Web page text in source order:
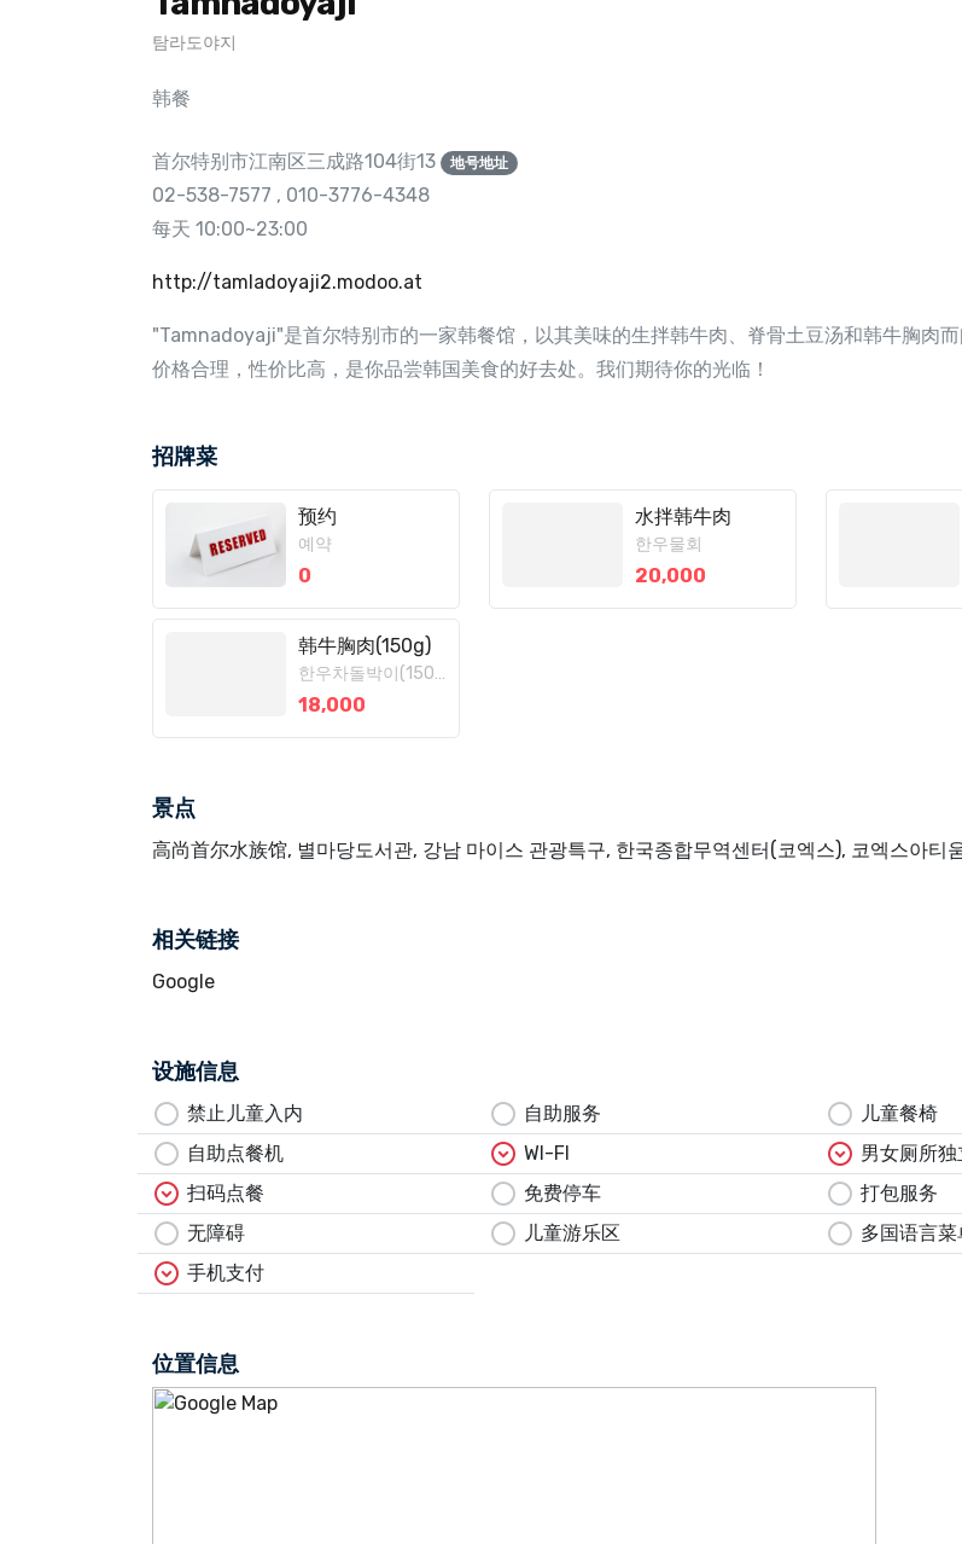
탐라도야지
韩餐
首尔特别市江南区三成路104街13 地号地址
02-538-7577 , 010-3776-4348
每天 10:00~23:00
http://tamladoyaji2.modoo.at
"Tamnadoyaji"是首尔特别市的一家韩餐馆，以其美味的生拌韩牛肉、脊骨土豆汤和韩牛胸肉
价格合理，性价比高，是你品尝韩国美食的好去处。我们期待你的光临！
招牌菜
预约
예약
0
水拌韩牛肉
한우물회
20,000
韩牛胸肉(150g)
한우차돌박이(150g)
18,000
景点
高尚首尔水族馆, 별마당도서관, 강남 마이스 관광특구, 한국종합무역센터(코엑스), 코엑스아티
相关链接
Google
设施信息
禁止儿童入内
circle 自助服务
circle 儿童餐椅
circle
自助点餐机
circle WI-FI
expand_circle_down 男女厕所独
expand_circle_down
扫码点餐
expand_circle_down 免费停车
circle 打包服务
circle
无障碍
circle 儿童游乐区
circle 多国语言菜
circle
手机支付
expand_circle_down
位置信息